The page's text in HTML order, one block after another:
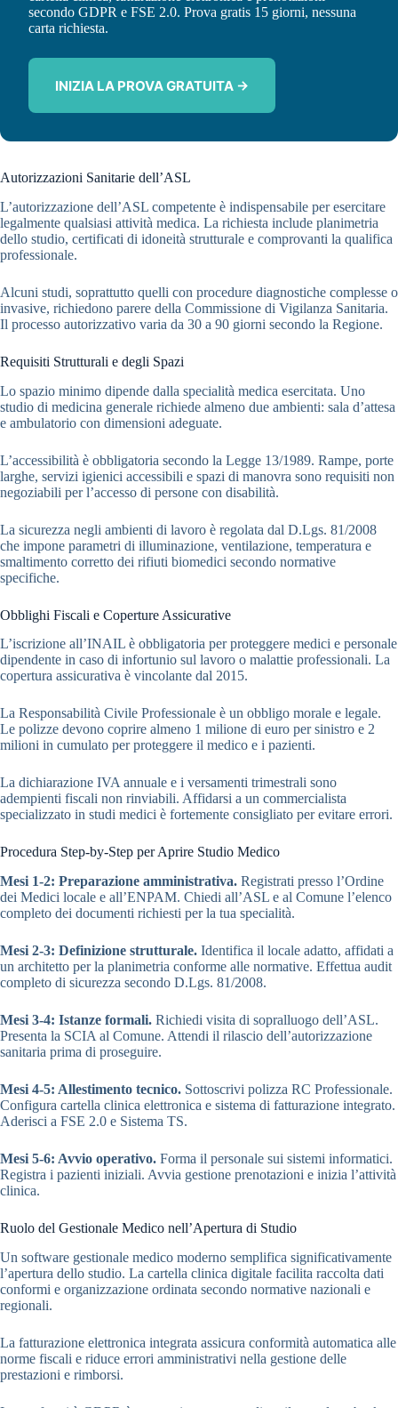
secondo GDPR e FSE 2.0. Prova gratis 15 giorni, nessuna
carta richiesta.
INIZIA LA PROVA GRATUITA →
Autorizzazioni Sanitarie dell’ASL
L’autorizzazione dell’ASL competente è indispensabile per esercitare
legalmente qualsiasi attività medica. La richiesta include planimetria
dello studio, certificati di idoneità strutturale e comprovanti la qualifica
professionale.
Alcuni studi, soprattutto quelli con procedure diagnostiche complesse o
invasive, richiedono parere della Commissione di Vigilanza Sanitaria.
Il processo autorizzativo varia da 30 a 90 giorni secondo la Regione.
Requisiti Strutturali e degli Spazi
Lo spazio minimo dipende dalla specialità medica esercitata. Uno
studio di medicina generale richiede almeno due ambienti: sala d’attesa
e ambulatorio con dimensioni adeguate.
L’accessibilità è obbligatoria secondo la Legge 13/1989. Rampe, porte
larghe, servizi igienici accessibili e spazi di manovra sono requisiti non
negoziabili per l’accesso di persone con disabilità.
La sicurezza negli ambienti di lavoro è regolata dal D.Lgs. 81/2008
che impone parametri di illuminazione, ventilazione, temperatura e
smaltimento corretto dei rifiuti biomedici secondo normative
specifiche.
Obblighi Fiscali e Coperture Assicurative
L’iscrizione all’INAIL è obbligatoria per proteggere medici e personale
dipendente in caso di infortunio sul lavoro o malattie professionali. La
copertura assicurativa è vincolante dal 2015.
La Responsabilità Civile Professionale è un obbligo morale e legale.
Le polizze devono coprire almeno 1 milione di euro per sinistro e 2
milioni in cumulato per proteggere il medico e i pazienti.
La dichiarazione IVA annuale e i versamenti trimestrali sono
adempienti fiscali non rinviabili. Affidarsi a un commercialista
specializzato in studi medici è fortemente consigliato per evitare errori.
Procedura Step-by-Step per Aprire Studio Medico
Mesi 1-2: Preparazione amministrativa. Registrati presso l’Ordine
dei Medici locale e all’ENPAM. Chiedi all’ASL e al Comune l’elenco
completo dei documenti richiesti per la tua specialità.
Mesi 2-3: Definizione strutturale. Identifica il locale adatto, affidati a
un architetto per la planimetria conforme alle normative. Effettua audit
completo di sicurezza secondo D.Lgs. 81/2008.
Mesi 3-4: Istanze formali. Richiedi visita di sopralluogo dell’ASL.
Presenta la SCIA al Comune. Attendi il rilascio dell’autorizzazione
sanitaria prima di proseguire.
Mesi 4-5: Allestimento tecnico. Sottoscrivi polizza RC Professionale.
Configura cartella clinica elettronica e sistema di fatturazione integrato.
Aderisci a FSE 2.0 e Sistema TS.
Mesi 5-6: Avvio operativo. Forma il personale sui sistemi informatici.
Registra i pazienti iniziali. Avvia gestione prenotazioni e inizia l’attività
clinica.
Ruolo del Gestionale Medico nell’Apertura di Studio
Un software gestionale medico moderno semplifica significativamente
l’apertura dello studio. La cartella clinica digitale facilita raccolta dati
conformi e organizzazione ordinata secondo normative nazionali e
regionali.
La fatturazione elettronica integrata assicura conformità automatica alle
norme fiscali e riduce errori amministrativi nella gestione delle
prestazioni e rimborsi.